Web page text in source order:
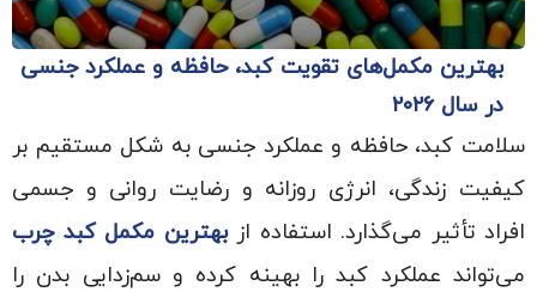
بهترین مکمل‌های تقویت کبد، حافظه و عملکرد جنسی
در سال ۲۰۲۶
سلامت کبد، حافظه و عملکرد جنسی به شکل مستقیم بر
کیفیت زندگی، انرژی روزانه و رضایت روانی و جسمی
افراد تأثیر می‌گذارد. استفاده ازبهترین مکمل کبد چرب
می‌تواند عملکرد کبد را بهینه کرده و سم‌زدایی بدن را